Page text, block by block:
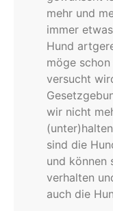
mehr und
immer
Hund
möge
versucht
wir nicht
sind die
und können
verhalten
auch die